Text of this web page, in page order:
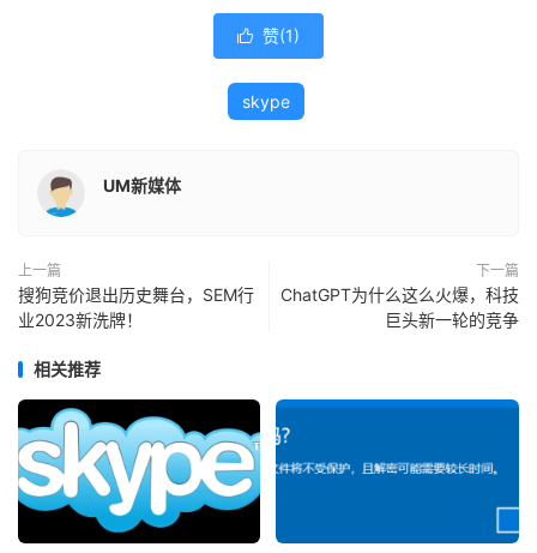
 赞(1)
skype
UM新媒体
上一篇
搜狗竞价退出历史舞台，SEM行
业2023新洗牌！
下一篇
ChatGPT为什么这么火爆，科技
巨头新一轮的竞争
相关推荐